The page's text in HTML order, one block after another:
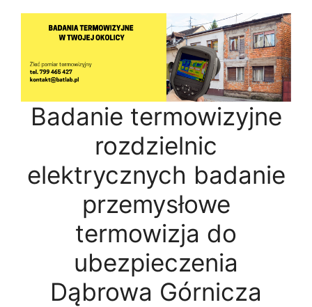
Badanie termowizyjne
rozdzielnic
elektrycznych badanie
przemysłowe
termowizja do
ubezpieczenia
Dąbrowa Górnicza